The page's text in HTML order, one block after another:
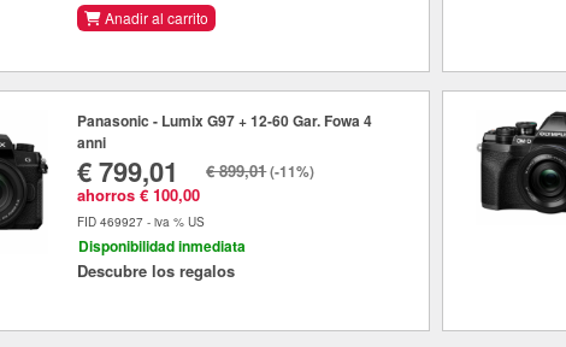
Anadir al carrito
Panasonic - Lumix G97 + 12-60 Gar. Fowa 4
anni
€ 799,01
ahorros € 100,00
€ 899,01(-11%)
FID 469927 - iva % US
Disponibilidad inmediata
Descubre los regalos